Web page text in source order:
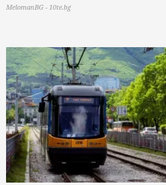
MelomanBG - 10te.bg